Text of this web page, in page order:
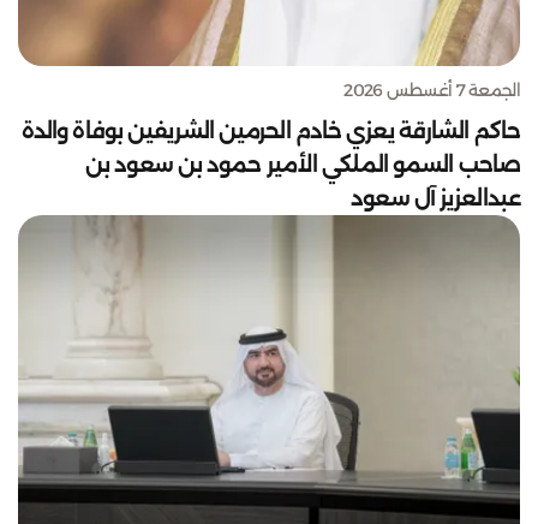
الجمعة 7 أغسطس 2026
حاكم الشارقة يعزي خادم الحرمين الشريفين بوفاة والدة
صاحب السمو الملكي الأمير حمود بن سعود بن
عبدالعزيز آل سعود